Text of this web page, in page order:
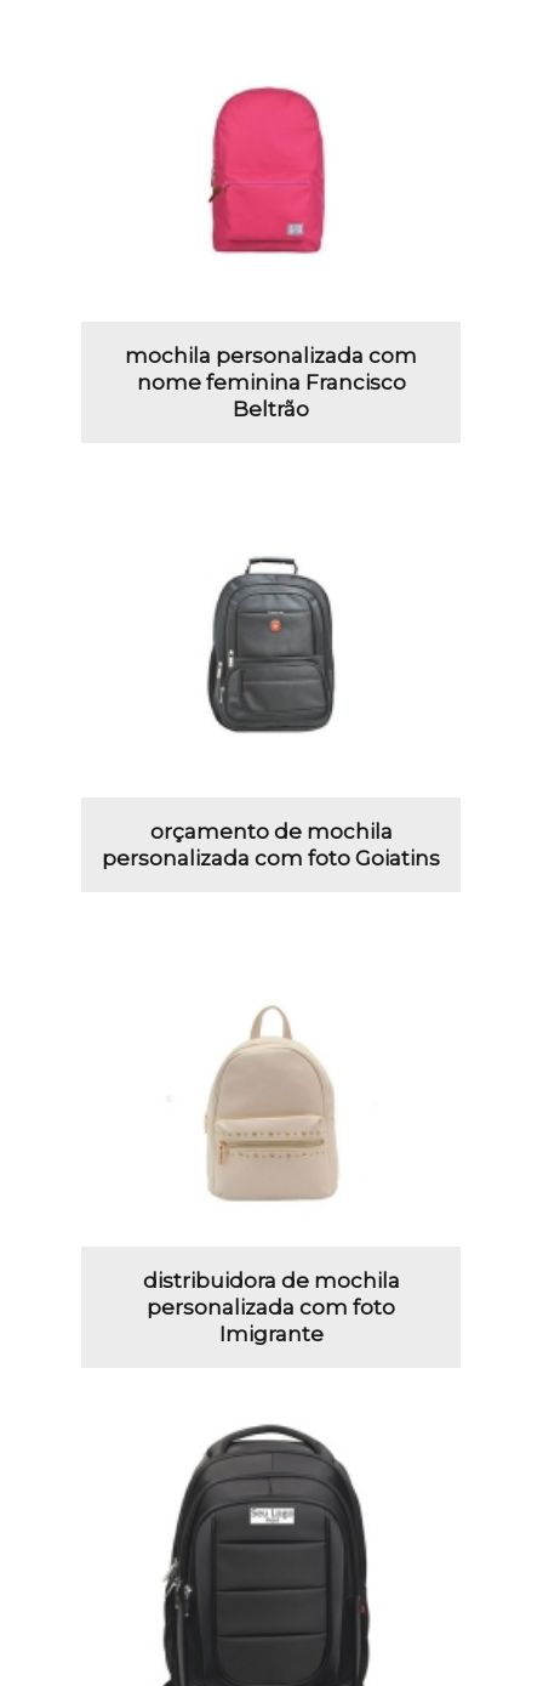
mochila personalizada com
nome feminina Francisco
Beltrão
orçamento de mochila
personalizada com foto Goiatins
distribuidora de mochila
personalizada com foto
Imigrante